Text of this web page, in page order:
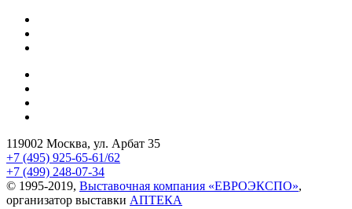
119002 Москва, ул. Арбат 35
+7 (495) 925-65-61/62
+7 (499) 248-07-34
© 1995-2019, Выставочная компания «ЕВРОЭКСПО»,
организатор выставки АПТЕКА